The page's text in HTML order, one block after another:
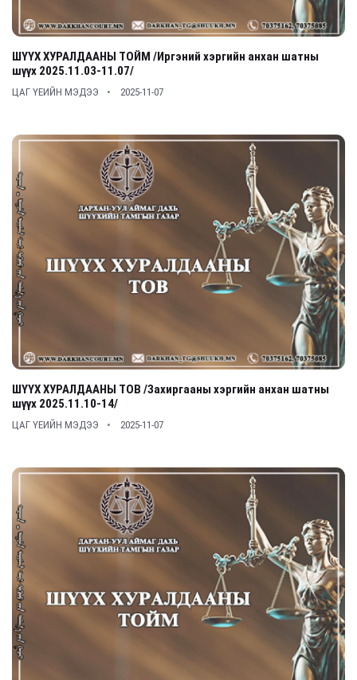
ШҮҮХ ХУРАЛДААНЫ ТОЙМ /Иргэний хэргийн анхан шатны
шүүх 2025.11.03-11.07/
ЦАГ ҮЕИЙН МЭДЭЭ 2025-11-07
ШҮҮХ ХУРАЛДААНЫ ТОВ /Захиргааны хэргийн анхан шатны
шүүх 2025.11.10-14/
ЦАГ ҮЕИЙН МЭДЭЭ 2025-11-07